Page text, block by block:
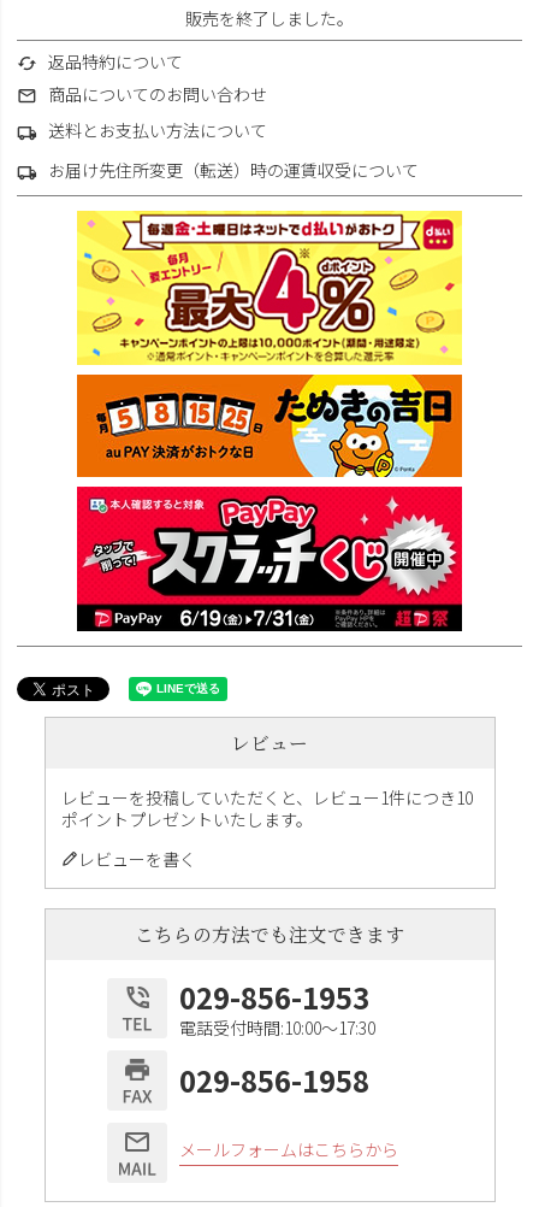
販売を終了しました。
返品特約について
商品についてのお問い合わせ
送料とお支払い方法について
お届け先住所変更（転送）時の運賃収受について
レビュー
レビューを投稿していただくと、レビュー1件につき10
ポイントプレゼントいたします。
レビューを書く
こちらの方法でも注文できます
029-856-1953
電話受付時間:10:00〜17:30
029-856-1958
メールフォームはこちらから